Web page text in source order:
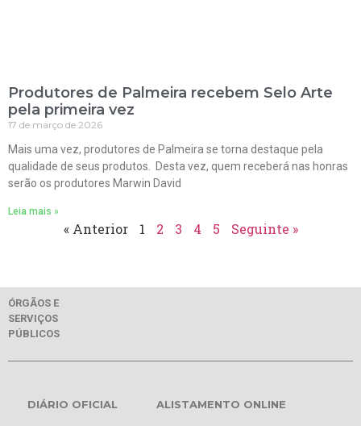
Produtores de Palmeira recebem Selo Arte
pela primeira vez
17 de março de 2026
Mais uma vez, produtores de Palmeira se torna destaque pela
qualidade de seus produtos. Desta vez, quem receberá nas honras
serão os produtores Marwin David
Leia mais »
« Anterior 1 2 3 4 5 Seguinte »
ÓRGÃOS E
SERVIÇOS
PÚBLICOS
DIÁRIO OFICIAL ALISTAMENTO ONLINE